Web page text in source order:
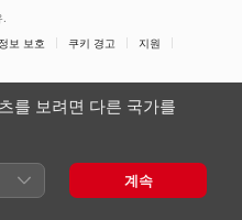
보 보호 쿠키 경고
지원
를 보려면 다른 국가를
계속